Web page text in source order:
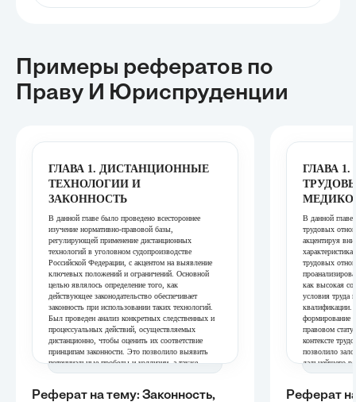
Примеры рефератов по
Праву И Юриспруденции
ГЛАВА 1. ДИСТАНЦИОННЫЕ
ТЕХНОЛОГИИ И
ЗАКОННОСТЬ
В данной главе было проведено всестороннее
изучение нормативно-правовой базы,
регулирующей применение дистанционных
технологий в уголовном судопроизводстве
Российской Федерации, с акцентом на выявление
ключевых положений и ограничений. Основной
целью являлось определение того, как
действующее законодательство обеспечивает
законность при использовании таких технологий.
Был проведен анализ конкретных следственных и
процессуальных действий, осуществляемых
дистанционно, чтобы оценить их соответствие
принципам законности. Это позволило выявить
потенциальные пробелы и коллизии, а также
предложить пути их устранения для укрепления
Таким образом, глава заложила фундамент для
Реферат на тему: Законность,
ГЛАВА
В данной главе
трудовых
акцентируя
трудовых
как высокая
условия труда
квалификации.
формирование
правовом
контексте
позволило
дальнейшего
прекращения
понимание
Реферат